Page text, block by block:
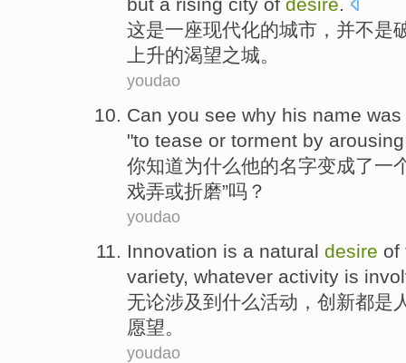
but a rising city of desire.
这是一座现代化的城市 ， 并不是
上升的渴望之城。
youdao
Can you see why his name was
"to tease or torment by arousing
你知道为什么他的名字变成了一
戏弄或折磨”吗？
youdao
Innovation is a natural desire of
variety, whatever activity is
无论涉及到 什么活动 ， 创新都是
愿望。
youdao